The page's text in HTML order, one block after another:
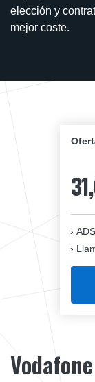
elección y
mejor coste.